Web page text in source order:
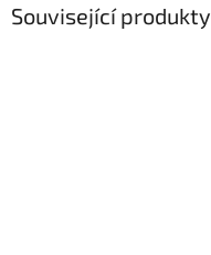
Související produkty